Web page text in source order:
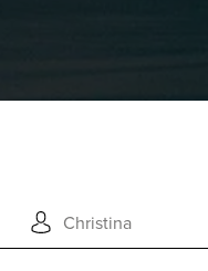
Christina